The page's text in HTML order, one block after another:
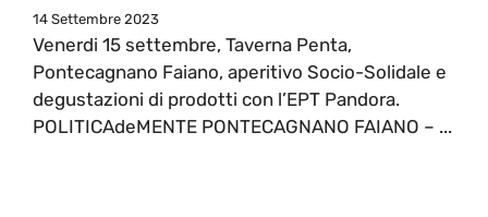
14 Settembre 2023
Venerdi 15 settembre, Taverna Penta,
Pontecagnano Faiano, aperitivo Socio-Solidale e
degustazioni di prodotti con l’EPT Pandora.
POLITICAdeMENTE PONTECAGNANO FAIANO – ...